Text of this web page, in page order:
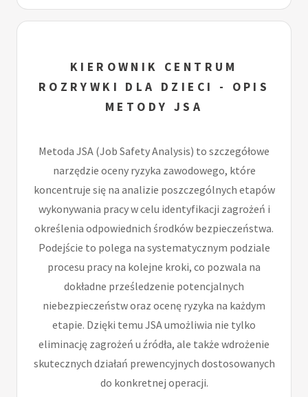
KIEROWNIK CENTRUM
ROZRYWKI DLA DZIECI - OPIS
METODY JSA
Metoda JSA (Job Safety Analysis) to szczegółowe
narzędzie oceny ryzyka zawodowego, które
koncentruje się na analizie poszczególnych etapów
wykonywania pracy w celu identyfikacji zagrożeń i
określenia odpowiednich środków bezpieczeństwa.
Podejście to polega na systematycznym podziale
procesu pracy na kolejne kroki, co pozwala na
dokładne prześledzenie potencjalnych
niebezpieczeństw oraz ocenę ryzyka na każdym
etapie. Dzięki temu JSA umożliwia nie tylko
eliminację zagrożeń u źródła, ale także wdrożenie
skutecznych działań prewencyjnych dostosowanych
do konkretnej operacji.